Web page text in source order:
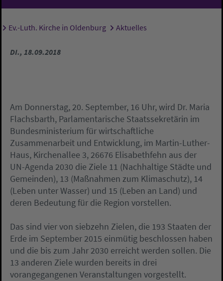
Sie sind hier:
Ev.-Luth. Kirche in Oldenburg Aktuelles
DI., 18.09.2018
Am Donnerstag, 20. September, 16 Uhr, wird Dr. Maria
Flachsbarth, Parlamentarische Staatssekretärin im
Bundesministerium für wirtschaftliche
Zusammenarbeit und Entwicklung, im Martin-Luther-
Haus, Kirchenallee 3, 26676 Elisabethfehn aus der
UN-Agenda 2030 die Ziele 11 (Nachhaltige Städte und
Gemeinden), 13 (Maßnahmen zum Klimaschutz), 14
(Leben unter Wasser) und 15 (Leben an Land) und
deren Bedeutung für die Region vorstellen.
Das sind vier von siebzehn Zielen, die 193 Staaten der
Erde im September 2015 einmütig beschlossen haben
und die bis zum Jahr 2030 erreicht werden sollen. Die
13 anderen Ziele wurden bereits in drei
vorangegangenen Veranstaltungen vorgestellt.